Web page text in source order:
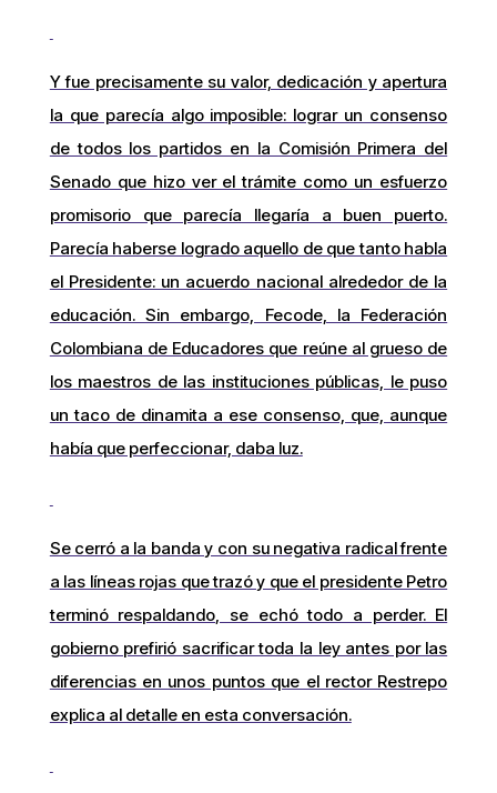
Y fue precisamente su valor, dedicación y apertura
la que parecía algo imposible: lograr un consenso
de todos los partidos en la Comisión Primera del
Senado que hizo ver el trámite como un esfuerzo
promisorio que parecía llegaría a buen puerto.
Parecía haberse logrado aquello de que tanto habla
el Presidente: un acuerdo nacional alrededor de la
educación. Sin embargo, Fecode, la Federación
Colombiana de Educadores que reúne al grueso de
los maestros de las instituciones públicas, le puso
un taco de dinamita a ese consenso, que, aunque
había que perfeccionar, daba luz.
Se cerró a la banda y con su negativa radical frente
a las líneas rojas que trazó y que el presidente Petro
terminó respaldando, se echó todo a perder. El
gobierno prefirió sacrificar toda la ley antes por las
diferencias en unos puntos que el rector Restrepo
explica al detalle en esta conversación.